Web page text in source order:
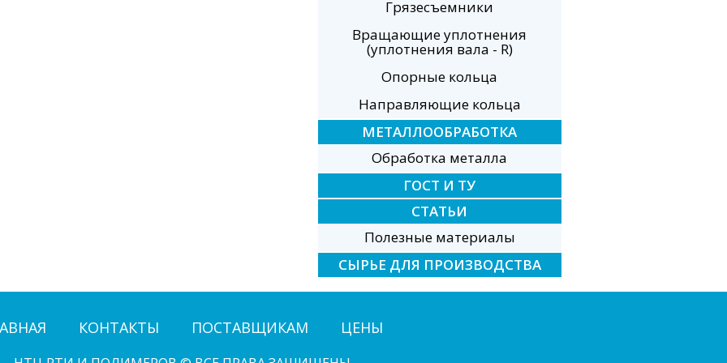
Грязесъемники
Вращающие уплотнения
(уплотнения вала - R)
Опорные кольца
Направляющие кольца
МЕТАЛЛООБРАБОТКА
Обработка металла
ГОСТ И ТУ
СТАТЬИ
Полезные материалы
СЫРЬЕ ДЛЯ ПРОИЗВОДСТВА
КОНТАКТЫ ПОСТАВЩИКАМ ЦЕНЫ